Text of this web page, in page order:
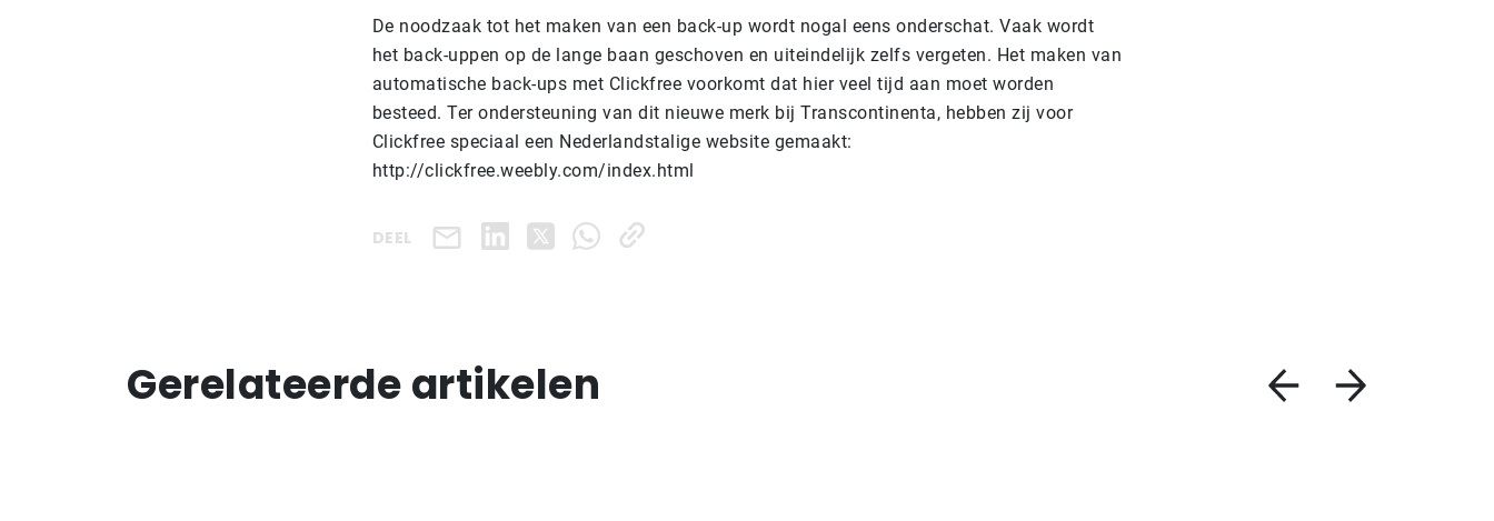
De noodzaak tot het maken van een back-up wordt nogal eens onderschat. Vaak wordt
het back-uppen op de lange baan geschoven en uiteindelijk zelfs vergeten. Het maken van
automatische back-ups met Clickfree voorkomt dat hier veel tijd aan moet worden
besteed. Ter ondersteuning van dit nieuwe merk bij Transcontinenta, hebben zij voor
Clickfree speciaal een Nederlandstalige website gemaakt:
http://clickfree.weebly.com/index.html
DEEL
Gerelateerde artikelen